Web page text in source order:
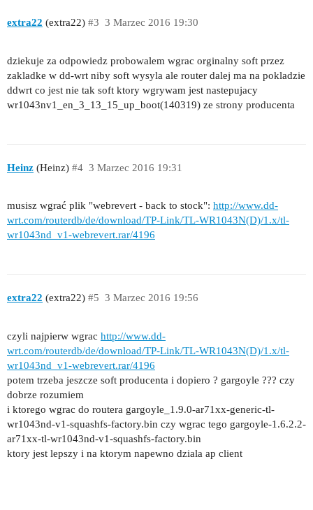
extra22 (extra22) 3 Marzec 2016 19:30
#3
dziekuje za odpowiedz probowalem wgrac orginalny soft przez
zakladke w dd-wrt niby soft wysyla ale router dalej ma na pokladzie
ddwrt co jest nie tak soft ktory wgrywam jest nastepujacy
wr1043nv1_en_3_13_15_up_boot(140319) ze strony producenta
Heinz (Heinz) 3 Marzec 2016 19:31
#4
musisz wgrać plik "webrevert - back to stock": http://www.dd-
wrt.com/routerdb/de/download/TP-Link/TL-WR1043N(D)/1.x/tl-
wr1043nd_v1-webrevert.rar/4196
extra22 (extra22) 3 Marzec 2016 19:56
#5
czyli najpierw wgrac http://www.dd-
wrt.com/routerdb/de/download/TP-Link/TL-WR1043N(D)/1.x/tl-
wr1043nd_v1-webrevert.rar/4196
potem trzeba jeszcze soft producenta i dopiero ? gargoyle ??? czy
dobrze rozumiem
i ktorego wgrac do routera gargoyle_1.9.0-ar71xx-generic-tl-
wr1043nd-v1-squashfs-factory.bin czy wgrac tego gargoyle-1.6.2.2-
ar71xx-tl-wr1043nd-v1-squashfs-factory.bin
ktory jest lepszy i na ktorym napewno dziala ap client